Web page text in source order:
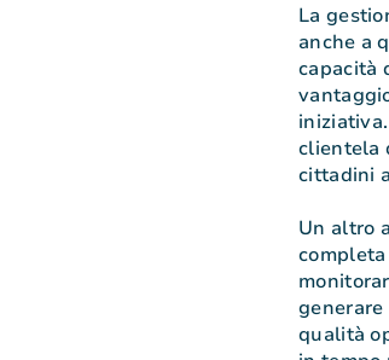
La
anche a
capacità
clientela
cittadini
Un altro
qualità